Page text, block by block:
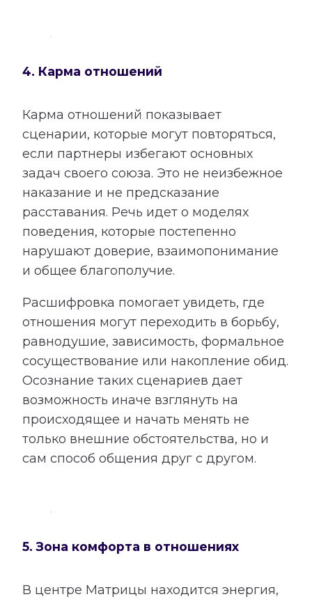
4. Карма отношений
Карма отношений показывает
сценарии, которые могут повторяться,
если партнеры избегают основных
задач своего союза. Это не неизбежное
наказание и не предсказание
расставания. Речь идет о моделях
поведения, которые постепенно
нарушают доверие, взаимопонимание
и общее благополучие.
Расшифровка помогает увидеть, где
отношения могут переходить в борьбу,
равнодушие, зависимость, формальное
сосуществование или накопление обид.
Осознание таких сценариев дает
возможность иначе взглянуть на
происходящее и начать менять не
только внешние обстоятельства, но и
сам способ общения друг с другом.
5. Зона комфорта в отношениях
В центре Матрицы находится энергия,